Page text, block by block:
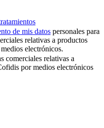
de mis datos personales para
relativas a productos
electrónicos.
comerciales relativas a
por medios electrónicos